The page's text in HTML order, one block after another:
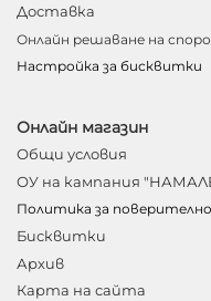
Доставка
Онлайн решаване на
Настройка за бисквитки
Онлайн магазин
Общи условия
ОУ на кампания
Политика за
Бисквитки
Архив
Карта на сайта